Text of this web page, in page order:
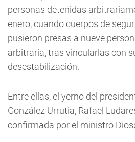
personas detenidas
enero, cuando cuerpos de
pusieron presas a nueve
arbitraria, tras vincularlas con
desestabilización.
Entre ellas, el yerno del
González Urrutia, Rafael
confirmada por el ministro